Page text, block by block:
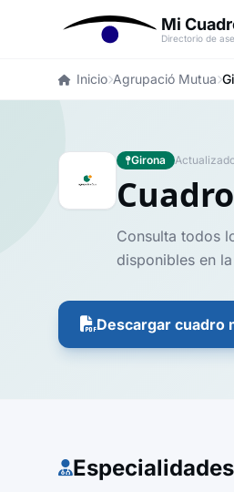
Mi
Directorio de
Inicio Agrupació Mutua
Girona
Consulta todos
disponibles en
Descargar cuadro